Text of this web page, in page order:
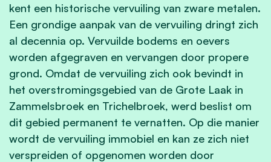
kent een historische vervuiling van zware metalen.
Een grondige aanpak van de vervuiling dringt zich
al decennia op. Vervuilde bodems en oevers
worden afgegraven en vervangen door propere
grond. Omdat de vervuiling zich ook bevindt in
het overstromingsgebied van de Grote Laak in
Zammelsbroek en Trichelbroek, werd beslist om
dit gebied permanent te vernatten. Op die manier
wordt de vervuiling immobiel en kan ze zich niet
verspreiden of opgenomen worden door